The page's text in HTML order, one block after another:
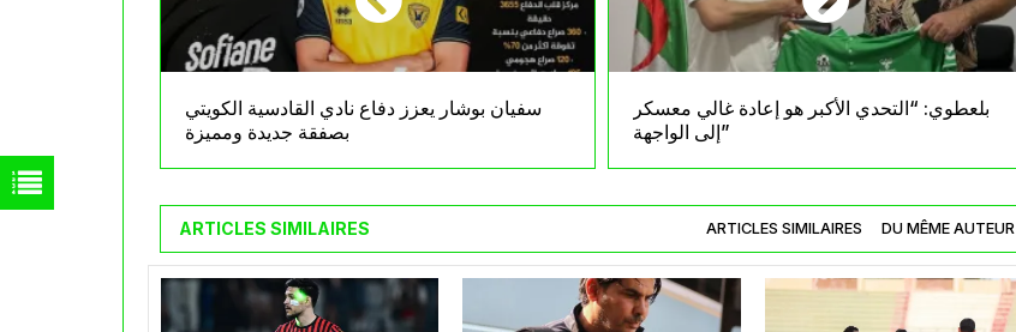
سفيان بوشار يعزز دفاع نادي القادسية الكويتي
بصفقة جديدة ومميزة
بلعطوي: “التحدي الأكبر هو إعادة غالي معسكر
إلى الواجهة”
ARTICLES SIMILAIRES ARTICLES SIMILAIRES DU MÊME AUTEUR